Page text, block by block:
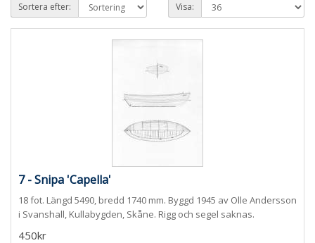
Sortera efter: Visa:
7 - Snipa 'Capella'
18 fot. Längd 5490, bredd 1740 mm. Byggd 1945 av Olle Andersson
i Svanshall, Kullabygden, Skåne. Rigg och segel saknas.
450kr